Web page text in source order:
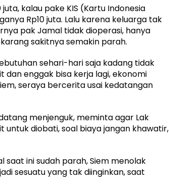
kalau pake KIS (Kartu Indonesia
Rp10 juta. Lalu karena keluarga tak
pak Jamal tidak dioperasi, hanya
sakitnya semakin parah.
sehari-hari saja kadang tidak
dan enggak bisa kerja lagi, ekonomi
seraya bercerita usai kedatangan
menjenguk, meminta agar Lak
untuk diobati, soal biaya jangan khawatir,
saat ini sudah parah, Siem menolak
sesuatu yang tak diinginkan, saat